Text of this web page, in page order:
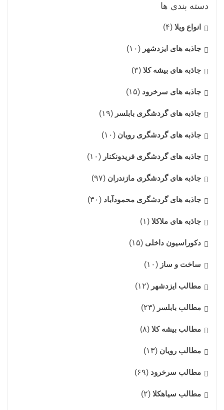
دسته بندی ها
انواع ویلا (۴)
جاذبه های ایزدشهر (۱۰)
جاذبه های بیشه کلا (۳)
جاذبه های سرخرود (۱۵)
جاذبه های گردشگری بابلسر (۱۹)
جاذبه های گردشگری رویان (۱۰)
جاذبه های گردشگری فریدونکنار (۱۰)
جاذبه های گردشگری مازندران (۹۷)
جاذبه های گردشگری محمودآباد (۳۰)
جاذبه های ملاکلا (۱)
دکوراسیون داخلی (۱۵)
ساخت و ساز (۱۰)
مطالب ایزدشهر (۱۲)
مطالب بابلسر (۲۳)
مطالب بیشه کلا (۸)
مطالب رویان (۱۳)
مطالب سرخرود (۶۹)
مطالب سیاهکلا (۲)